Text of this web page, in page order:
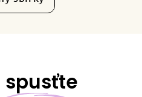
spusťte